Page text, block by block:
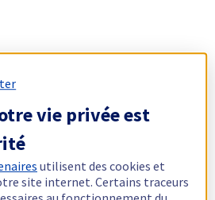
vie privée est
utilisent des cookies et
site internet. Certains traceurs